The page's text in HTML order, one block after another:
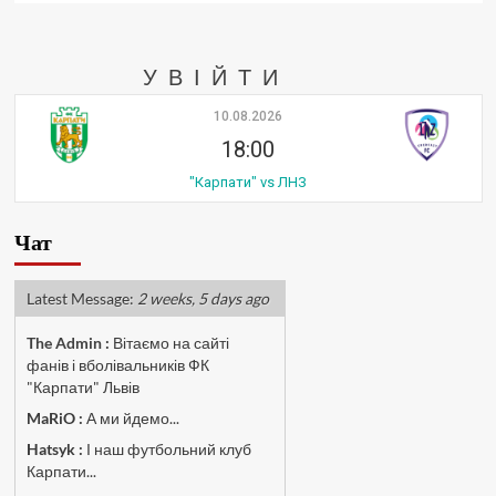
УВІЙТИ
10.08.2026
18:00
"Карпати" vs ЛНЗ
Чат
Latest Message: 2 weeks, 5 days ago
The Admin: Вітаємо на сайті
фанів і вболівальників ФК
"Карпати" Львів
MaRiO : А ми йдемо...
Hatsyk : І наш футбольний клуб
Карпати...